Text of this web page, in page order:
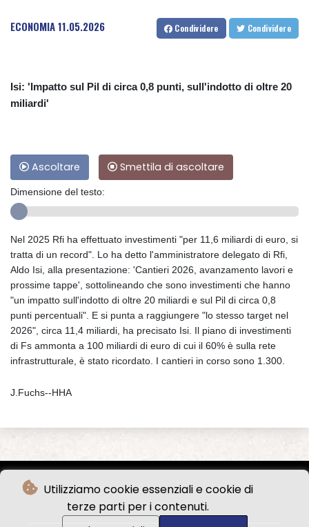
Utilizziamo cookie essenziali e cookie di
terze parti per i contenuti.
ECONOMIA11.05.2026 Condividere Condividere
Isi: 'Impatto sul Pil di circa 0,8 punti, sull'indotto di oltre 20
miliardi'
Ascoltare Smettila di ascoltare
Dimensione del testo:
Nel 2025 Rfi ha effettuato investimenti "per 11,6 miliardi di euro, si
tratta di un record". Lo ha detto l'amministratore delegato di Rfi,
Aldo Isi, alla presentazione: 'Cantieri 2026, avanzamento lavori e
prossime tappe', sottolineando che sono investimenti che hanno
"un impatto sull'indotto di oltre 20 miliardi e sul Pil di circa 0,8
punti percentuali". E si punta a raggiungere "lo stesso target nel
2026", circa 11,4 miliardi, ha precisato Isi. Il piano di investimenti
di Fs ammonta a 100 miliardi di euro di cui il 60% è sulla rete
infrastrutturale, è stato ricordato. I cantieri in corso sono 1.300.
J.Fuchs--HHA